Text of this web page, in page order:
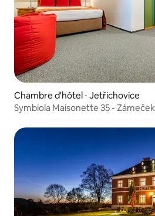
Chambre d'hôtel ⋅ Jetřichovice
Symbiola Maisonette 35 - Zámeček